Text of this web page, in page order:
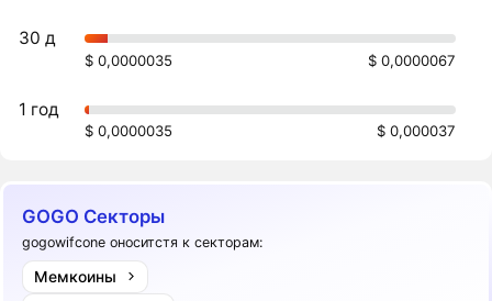
30 д
$ 0,0000035 $ 0,0000067
1 год
$ 0,0000035 $ 0,000037
GOGO Секторы
gogowifcone оноситстя к секторам:
Мемкоины